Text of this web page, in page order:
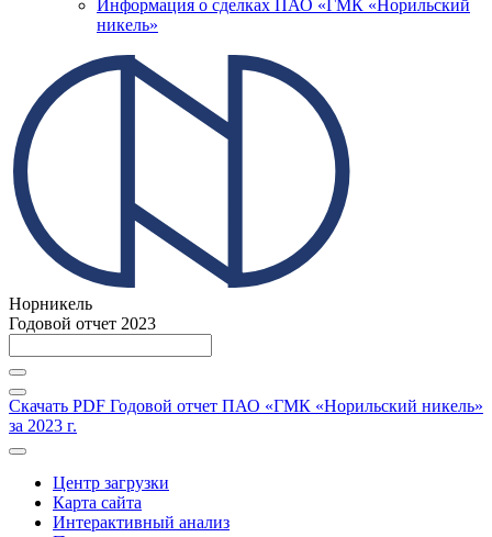
Информация о сделках ПАО «ГМК «Норильский
никель»
Норникель
Годовой отчет 2023
Скачать PDF Годовой отчет ПАО «ГМК «Норильский никель»
за 2023 г.
Центр загрузки
Карта сайта
Интерактивный анализ